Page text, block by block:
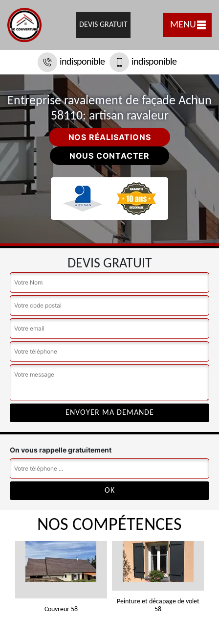
DEVIS GRATUIT MENU
indisponible indisponible
Entreprise ravalement de façade Achun
58110: artisan ravaleur
NOS RÉALISATIONS
NOUS CONTACTER
DEVIS GRATUIT
On vous rappelle gratuitement
NOS COMPÉTENCES
Couvreur 58
Peinture et décapage de volet
58